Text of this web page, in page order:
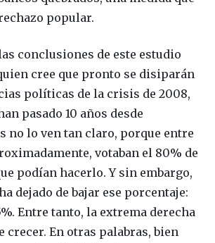
popular.
conclusiones de este estudio
cree que pronto se disiparán
políticas de la crisis de 2008,
pasado 10 años desde
no lo ven tan claro, porque entre
votaban el 80% de
podían hacerlo. Y sin embargo,
dejado de bajar ese porcentaje:
Entre tanto, la extrema derecha
crecer. En otras palabras, bien